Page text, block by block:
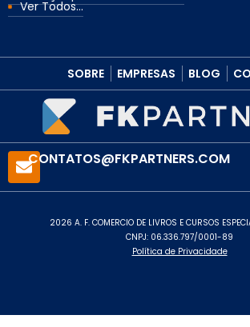
Ver Todos...
SOBRE EMPRESAS BLOG
CONTATOS@FKPARTNERS.COM
2026 A. F. COMERCIO DE LIVROS E CURSOS
CNPJ: 06.336.797/0001-89
Política de Privacidade